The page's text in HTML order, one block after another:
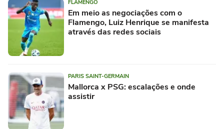
FLAMENGO
Em meio as negociações com o
Flamengo, Luiz Henrique se manifesta
através das redes sociais
PARIS SAINT-GERMAIN
Mallorca x PSG: escalações e onde
assistir